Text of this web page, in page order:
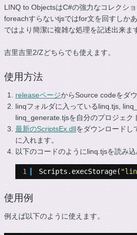
LINQ to ObjectsはC#の強力なコレクショ
foreachすらないtjsではfor文を回すしか
ではより簡潔に複雑な処理を記述出来ま
吉里吉里2/Zどちらでも使えます。
使用方法
releaseページからSource codeをダ
linqフォルダに入っているlinq.tjs,
linq_generate.tjsを自分のプロジェク
最新のScriptsEx.dllをダウンロードし
に入れます。
以下のコードのようにlinq.tjsを読み込
1 Scripts.execStorage(
使用例
例えば以下のように使えます。